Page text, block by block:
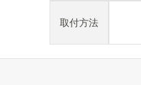
取付方法